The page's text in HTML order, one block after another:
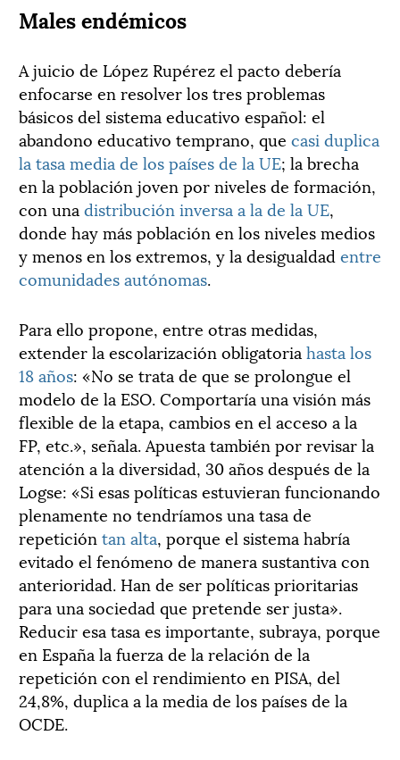
Males endémicos
A juicio de López Rupérez el pacto debería
enfocarse en resolver los tres problemas
básicos del sistema educativo español: el
abandono educativo temprano, que casi duplica
la tasa media de los países de la UE; la brecha
en la población joven por niveles de formación,
con una distribución inversa a la de la UE,
donde hay más población en los niveles medios
y menos en los extremos, y la desigualdad entre
comunidades autónomas.
Para ello propone, entre otras medidas,
extender la escolarización obligatoria hasta los
18 años: «No se trata de que se prolongue el
modelo de la ESO. Comportaría una visión más
flexible de la etapa, cambios en el acceso a la
FP, etc.», señala. Apuesta también por revisar la
atención a la diversidad, 30 años después de la
Logse: «Si esas políticas estuvieran funcionando
plenamente no tendríamos una tasa de
repetición tan alta, porque el sistema habría
evitado el fenómeno de manera sustantiva con
anterioridad. Han de ser políticas prioritarias
para una sociedad que pretende ser justa».
Reducir esa tasa es importante, subraya, porque
en España la fuerza de la relación de la
repetición con el rendimiento en PISA, del
24,8%, duplica a la media de los países de la
OCDE.